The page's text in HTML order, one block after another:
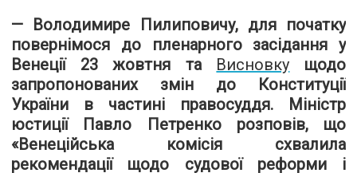
— Володимире Пилиповичу, для початку
повернімося до пленарного засідання у
Венеції 23 жовтня та Висновку щодо
запропонованих змін до Конституції
України в частині правосуддя. Міністр
юстиції Павло Петренко розповів, що
«Венеційська комісія схвалила
рекомендації щодо судової реформи і